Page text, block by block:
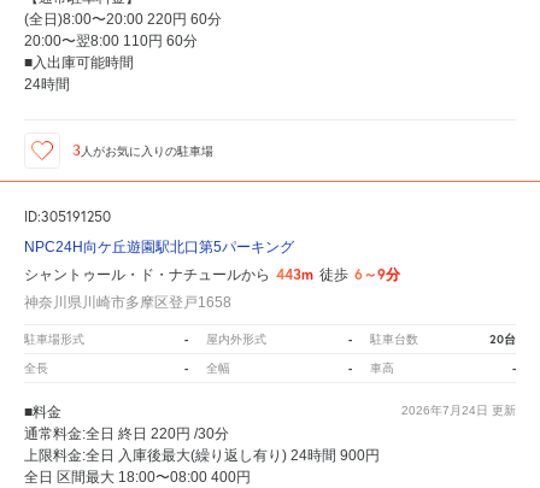
(全日)8:00〜20:00 220円 60分
20:00〜翌8:00 110円 60分
■入出庫可能時間
24時間
3 人がお気に入りの駐車場
ID:305191250
NPC24H向ケ丘遊園駅北口第5パーキング
シャントゥール・ド・ナチュールから 443m 徒歩 6～9分
神奈川県川崎市多摩区登戸1658
駐車場形式 - 屋内外形式 - 駐車台数 20台
全長 - 全幅 - 車高 -
2026年7月24日 更新
■料金
通常料金:全日 終日 220円 /30分
上限料金:全日 入庫後最大(繰り返し有り) 24時間 900円
全日 区間最大 18:00〜08:00 400円